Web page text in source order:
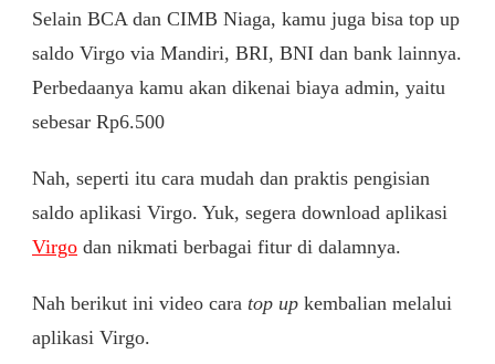
Selain BCA dan CIMB Niaga, kamu juga bisa top up
saldo Virgo via Mandiri, BRI, BNI dan bank lainnya.
Perbedaanya kamu akan dikenai biaya admin, yaitu
sebesar Rp6.500
Nah, seperti itu cara mudah dan praktis pengisian
saldo aplikasi Virgo. Yuk, segera download aplikasi
Virgo dan nikmati berbagai fitur di dalamnya.
Nah berikut ini video cara top up kembalian melalui
aplikasi Virgo.